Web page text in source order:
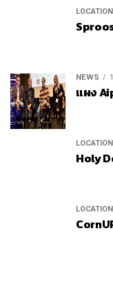
NEWS
แผง
Holy